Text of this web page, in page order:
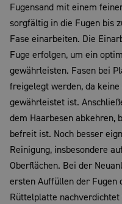
Fugensand mit einem
sorgfältig in die Fugen bis
Fase einarbeiten. Die
Fuge erfolgen, um ein
gewährleisten. Fasen bei
freigelegt werden, da
gewährleistet ist.
dem Haarbesen abkehren,
befreit ist. Noch besser
Reinigung, insbesondere
Oberflächen. Bei der
ersten Auffüllen der
Rüttelplatte nachverdichtet